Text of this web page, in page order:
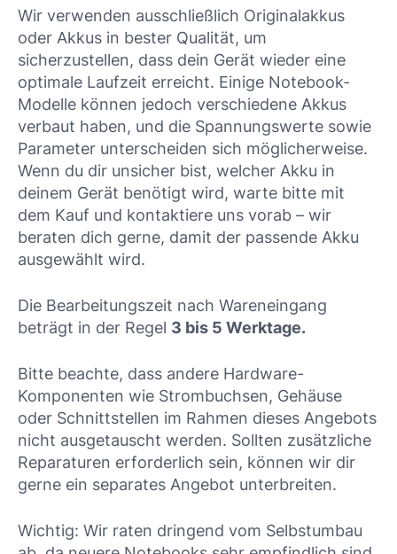
Wir verwenden ausschließlich Originalakkus
oder Akkus in bester Qualität, um
sicherzustellen, dass dein Gerät wieder eine
optimale Laufzeit erreicht. Einige Notebook-
Modelle können jedoch verschiedene Akkus
verbaut haben, und die Spannungswerte sowie
Parameter unterscheiden sich möglicherweise.
Wenn du dir unsicher bist, welcher Akku in
deinem Gerät benötigt wird, warte bitte mit
dem Kauf und kontaktiere uns vorab – wir
beraten dich gerne, damit der passende Akku
ausgewählt wird.
Die Bearbeitungszeit nach Wareneingang
beträgt in der Regel 3 bis 5 Werktage.
Bitte beachte, dass andere Hardware-
Komponenten wie Strombuchsen, Gehäuse
oder Schnittstellen im Rahmen dieses Angebots
nicht ausgetauscht werden. Sollten zusätzliche
Reparaturen erforderlich sein, können wir dir
gerne ein separates Angebot unterbreiten.
Wichtig: Wir raten dringend vom Selbstumbau